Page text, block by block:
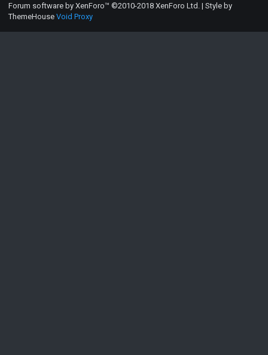
Forum software by XenForo™ ©2010-2018 XenForo Ltd. | Style by
ThemeHouse Void Proxy